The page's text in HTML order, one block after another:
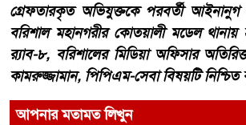
গ্রেফতারকৃত অভিযুক্তকে পরবর্তী আইনানুগ
বরিশাল মহানগরীর কোতয়ালী মডেল থানায়
র‍্যাব-৮, বরিশালের মিডিয়া অফিসার
কামরুজ্জামান, পিপিএম-সেবা বিষয়টি নিশ্চিত
আপনার মতামত লিখুন